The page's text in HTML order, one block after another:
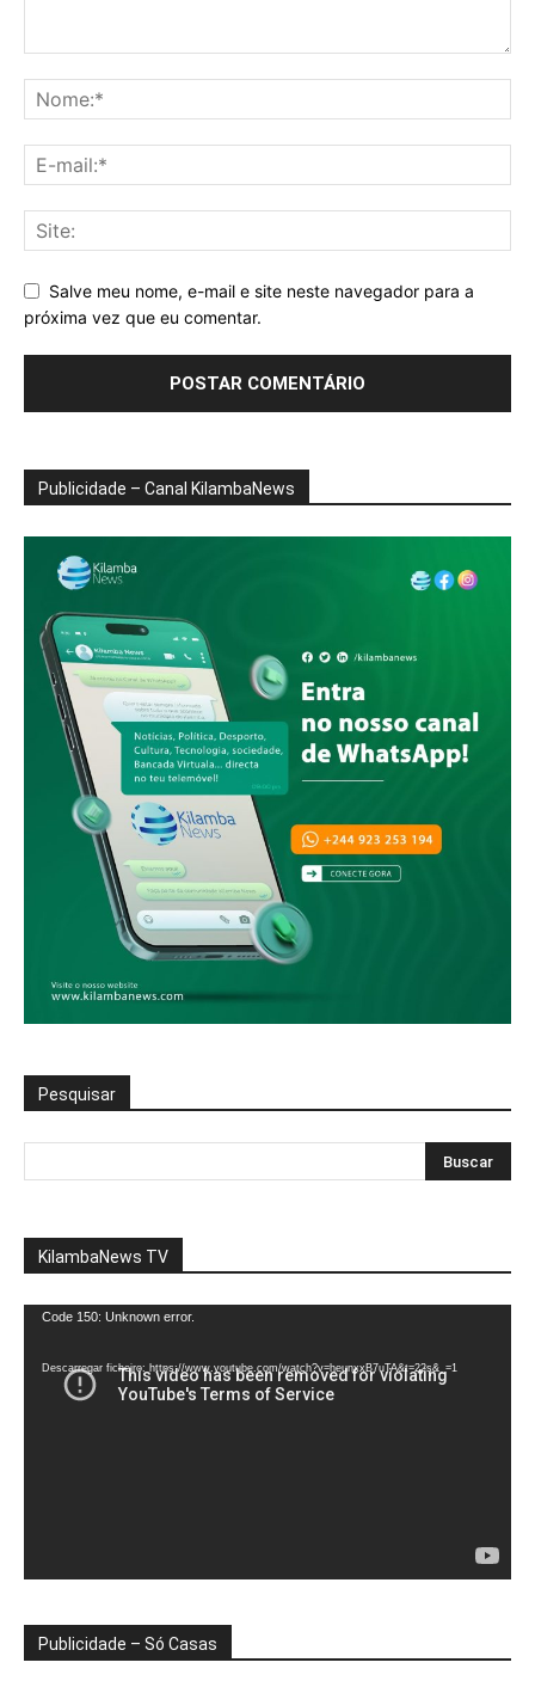
Salve meu nome, e-mail e site neste navegador para a
próxima vez que eu comentar.
Publicidade – Canal KilambaNews
Pesquisar
KilambaNews TV
Reprodutor
vídeo
Code 150: Unknown error.
Descarregar ficheiro: https://www.youtube.com/watch?v=heunxxB7uTA&t=22s&_=1
Publicidade – Só Casas